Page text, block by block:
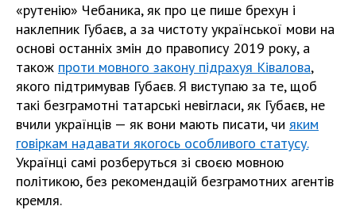
«рутенію» Чебаника, як про це пише брехун і
наклепник Губаєв, а за чистоту української мови на
основі останніх змін до правопису 2019 року, а
також проти мовного закону підрахуя Ківалова,
якого підтримував Губаєв. Я виступаю за те, щоб
такі безграмотні татарські невігласи, як Губаєв, не
вчили українців — як вони мають писати, чи яким
говіркам надавати якогось особливого статусу.
Українці самі розберуться зі своєю мовною
політикою, без рекомендацій безграмотних агентів
кремля.